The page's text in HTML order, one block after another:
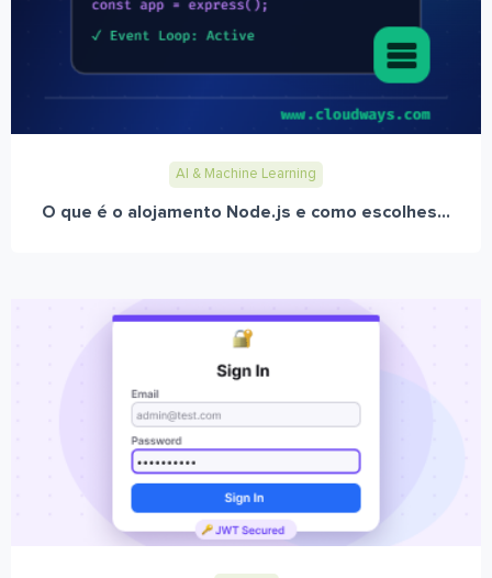
AI & Machine Learning
O que é o alojamento Node.js e como escolhes...